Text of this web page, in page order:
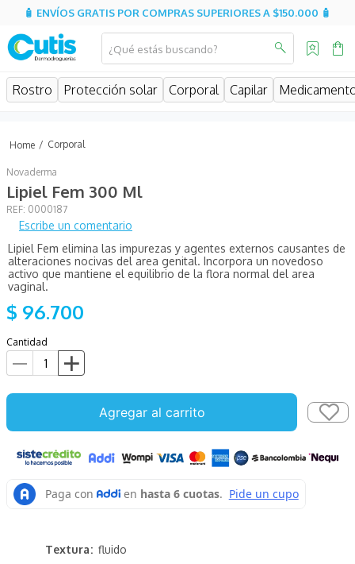
🧴 ENVÍOS GRATIS POR COMPRAS SUPERIORES A $150.000 🧴
¿Qué estás buscando?
Rostro Protección solar Corporal Capilar
Corporal
Novaderma
Lipiel Fem 300 Ml
: 0000187
Escribe un comentario
Lipiel Fem elimina las impurezas y agentes externos causantes de
alteraciones nocivas del area genital. Incorpora un novedoso
activo que mantiene el equilibrio de la flora normal del area
vaginal.
$ 96.700
Cantidad
Agregar al carrito
Textura fluido
MÁS BUSCADOS